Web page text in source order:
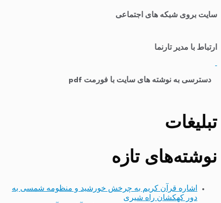
سایت بروی شبکه های اجتماعی
ارتباط با مدیر تارنما
دسترسی به نوشته های سایت با فورمت pdf
تبلیغات
نوشته‌های تازه
اشاره قرآن کریم به چرخش خورشید و منظومه شمسی به
دور کهکشان راه شیری